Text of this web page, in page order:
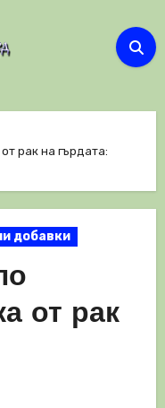
рак на гърдата:
добавки
от рак